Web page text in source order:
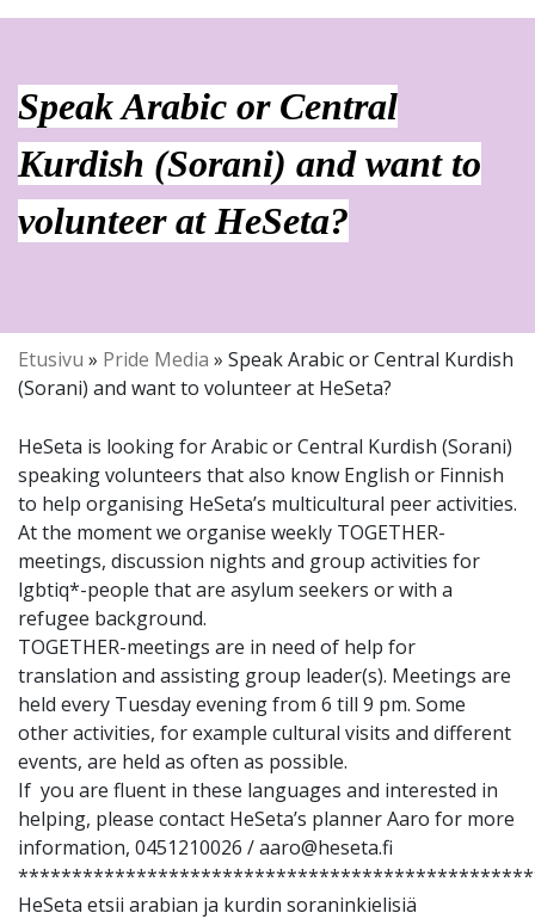
Speak Arabic or Central
Kurdish (Sorani) and want to
volunteer at HeSeta?
Etusivu » Pride Media » Speak Arabic or Central Kurdish
(Sorani) and want to volunteer at HeSeta?
HeSeta is looking for Arabic or Central Kurdish (Sorani)
speaking volunteers that also know English or Finnish
to help organising HeSeta’s multicultural peer activities.
At the moment we organise weekly TOGETHER-
meetings, discussion nights and group activities for
lgbtiq*-people that are asylum seekers or with a
refugee background.
TOGETHER-meetings are in need of help for
translation and assisting group leader(s). Meetings are
held every Tuesday evening from 6 till 9 pm. Some
other activities, for example cultural visits and different
events, are held as often as possible.
If you are fluent in these languages and interested in
helping, please contact HeSeta’s planner Aaro for more
information, 0451210026 / aaro@heseta.fi
HeSeta etsii arabian ja kurdin soraninkielisiä